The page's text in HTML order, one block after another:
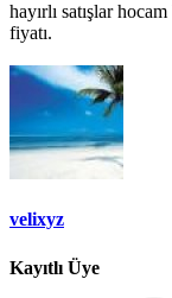
hayırlı satışlar
fiyatı.
velixyz
Kayıtlı Üye